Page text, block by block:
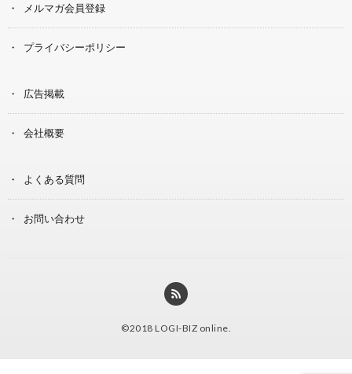
メルマガ会員登録
プライバシーポリシー
広告掲載
会社概要
よくある質問
お問い合わせ
©2018 LOGI-BIZ online